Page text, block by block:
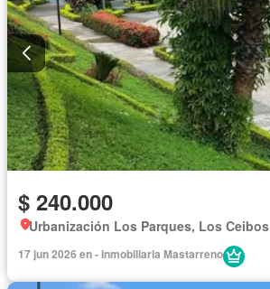
$ 240.000
Urbanización Los Parques, Los Ceibos
17 jun 2026 en - Inmobiliaria Mastarreno